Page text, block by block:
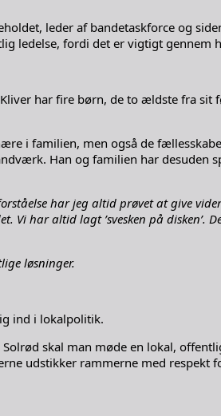
leder af bandetaskforce og
ledelse, fordi det er vigtigt gennem
har fire børn, de to ældste fra
i familien, men også de
Han og familien har desuden
har jeg altid prøvet at give
har altid lagt ’svesken på disken’.
løsninger.
ind i lokalpolitik.
skal man møde en lokal,
udstikker rammerne med respekt